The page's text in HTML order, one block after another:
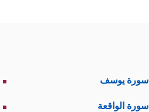
سورة يوسف
سورة الواقعة